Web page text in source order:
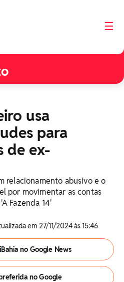
☰
usa
para
de ex-
relacionamento abusivo e o
por movimentar as contas
Fazenda 14'
em 27/11/2024 às 15:46
iBahia no Google News
no Google